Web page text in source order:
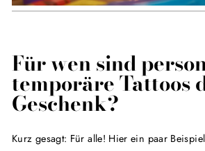
Für wen sind
temporäre Tattoos
Geschenk?
Kurz gesagt: Für alle! Hier ein paar